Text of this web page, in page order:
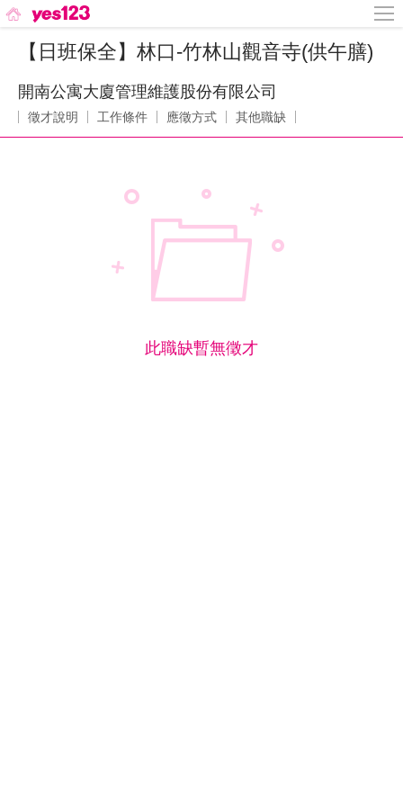
【日班保全】林口-竹林山觀音寺(供午膳)
開南公寓大廈管理維護股份有限公司
徵才說明 工作條件 應徵方式 其他職缺
此職缺暫無徵才